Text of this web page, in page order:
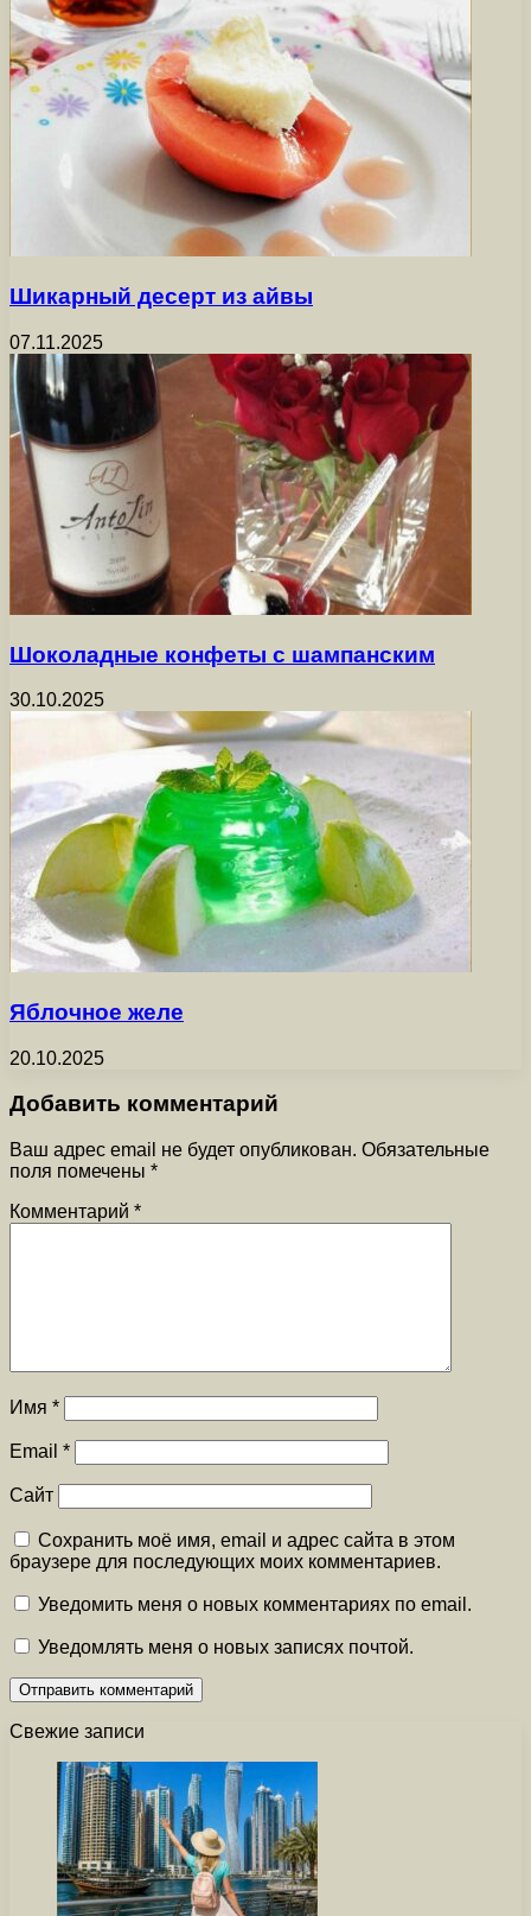
Шикарный десерт из айвы
07.11.2025
Шоколадные конфеты с шампанским
30.10.2025
Яблочное желе
20.10.2025
Добавить комментарий
Ваш адрес email не будет опубликован. Обязательные
поля помечены *
Комментарий *
Имя *
Email *
Сайт
Сохранить моё имя, email и адрес сайта в этом
браузере для последующих моих комментариев.
Уведомить меня о новых комментариях по email.
Уведомлять меня о новых записях почтой.
Свежие записи